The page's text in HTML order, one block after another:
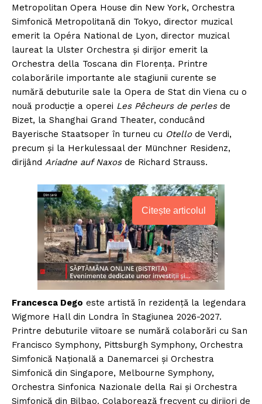
Metropolitan Opera House din New York, Orchestra
Simfonică Metropolitană din Tokyo, director muzical
emerit la Opéra National de Lyon, director muzical
laureat la Ulster Orchestra și dirijor emerit la
Orchestra della Toscana din Florența. Printre
colaborările importante ale stagiunii curente se
numără debuturile sale la Opera de Stat din Viena cu o
nouă producție a operei Les Pêcheurs de perlesde
Bizet, la Shanghai Grand Theater, conducând
Bayerische Staatsoper în turneu cu Otello de Verdi,
precum și la Herkulessaal der Münchner Residenz,
dirijând Ariadne auf Naxosde Richard Strauss.
Citește articolul
Francesca Dego este artistă în rezidență la legendara
Wigmore Hall din Londra în Stagiunea 2026-2027.
Printre debuturile viitoare se numără colaborări cu San
Francisco Symphony, Pittsburgh Symphony, Orchestra
Simfonică Națională a Danemarcei și Orchestra
Simfonică din Singapore, Melbourne Symphony,
Orchestra Sinfonica Nazionale della Rai și Orchestra
Simfonică din Bilbao. Colaborează frecvent cu dirijori de